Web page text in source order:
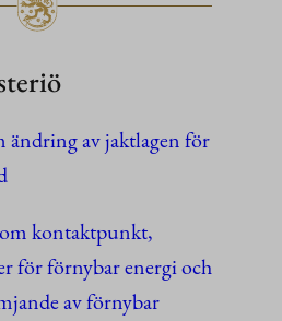
ändring av jaktlagen för
kontaktpunkt,
för förnybar energi och
av förnybar